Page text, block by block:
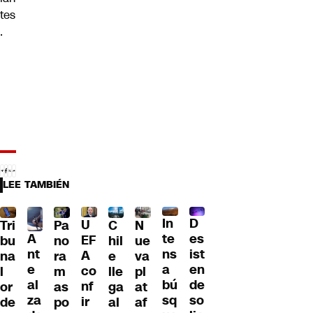
tes
.
LEE TAMBIÉN
Tri
bu
na
l
or
de
A
nt
e
al
za
Pa
no
ra
m
as
po
U
EF
A
co
nf
ir
C
hil
e
lle
ga
al
N
ue
va
pl
at
af
In
te
ns
a
bú
sq
D
es
ist
en
de
so